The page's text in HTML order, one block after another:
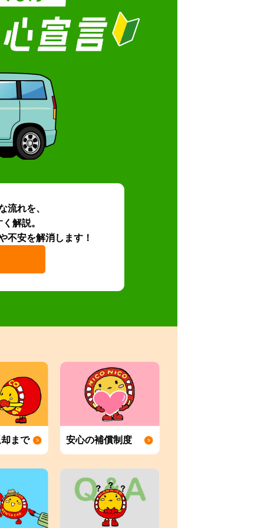
流れを、
解説。
不安を解消します！
まで 安心の補償制度